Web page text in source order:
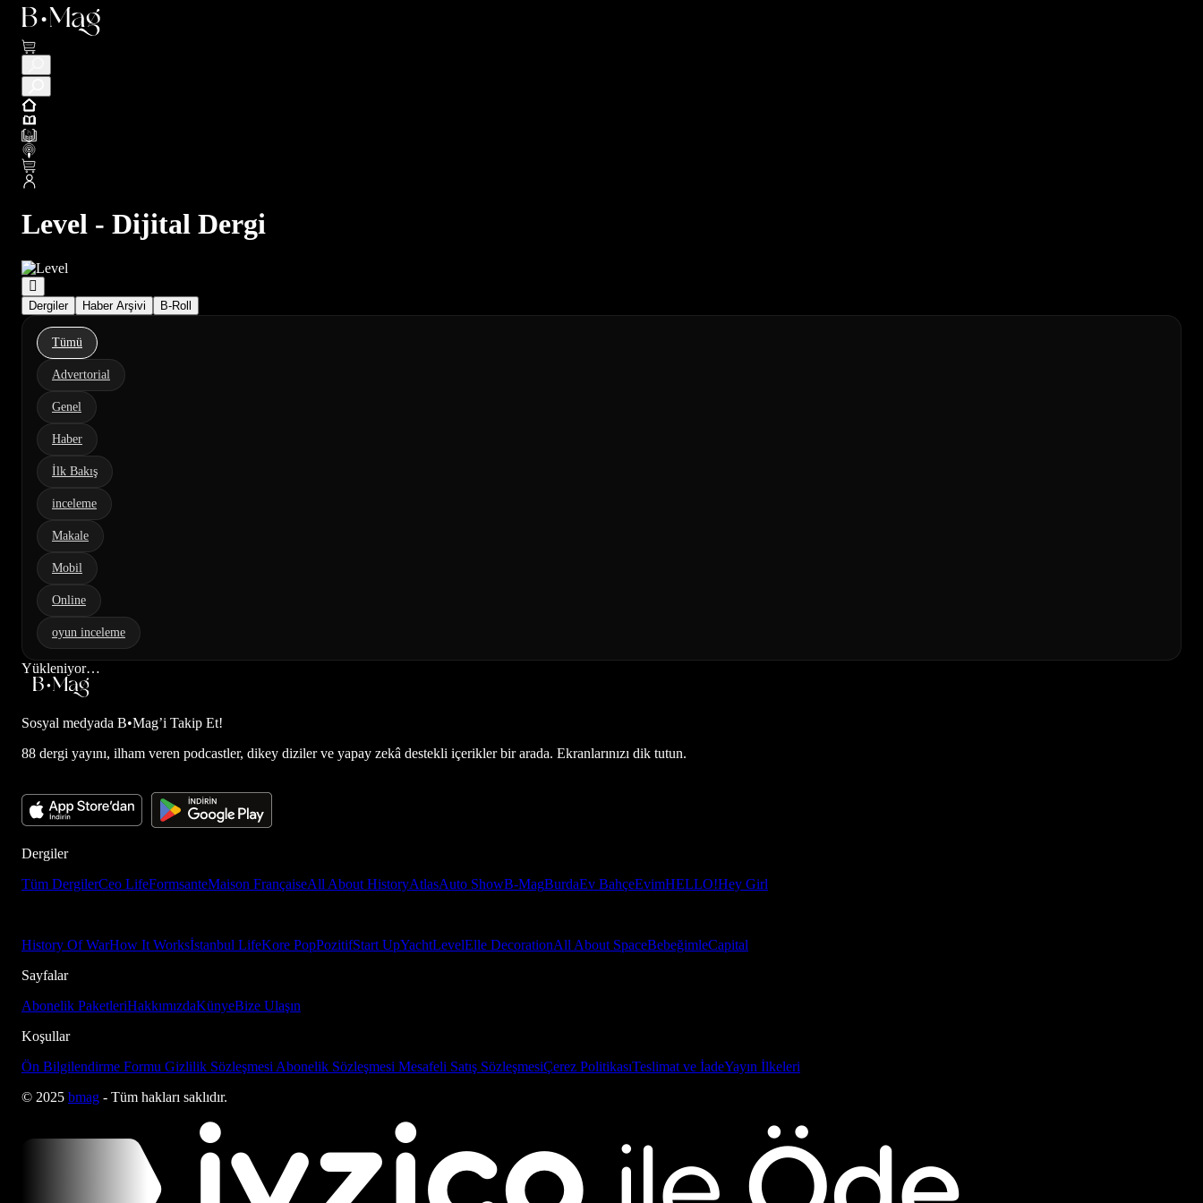
Level - Dijital Dergi
Dergiler Haber Arşivi B-Roll
Tümü
Advertorial
Genel
Haber
İlk Bakış
inceleme
Makale
Mobil
Online
oyun inceleme
Yükleniyor…
Sosyal medyada B•Mag’i Takip Et!
88 dergi yayını, ilham veren podcastler, dikey diziler ve yapay zekâ destekli içerikler bir arada. Ekranlarınızı dik tutun.
Dergiler
Tüm DergilerCeo LifeFormsanteMaison FrançaiseAll About HistoryAtlasAuto ShowB-MagBurdaEv BahçeEvimHELLO!Hey Girl
History Of WarHow It Worksİstanbul LifeKore PopPozitifStart UpYachtLevelElle DecorationAll About SpaceBebeğimleCapital
Sayfalar
Abonelik PaketleriHakkımızdaKünyeBize Ulaşın
Koşullar
Ön Bilgilendirme Formu Gizlilik Sözleşmesi Abonelik Sözleşmesi Mesafeli Satış SözleşmesiÇerez PolitikasıTeslimat ve İadeYayın İlkeleri
© 2025 bmag - Tüm hakları saklıdır.